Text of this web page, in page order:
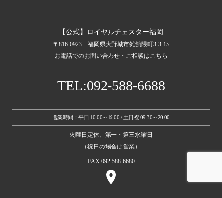
【公式】ロイヤルチェスター福岡
〒816-0923 福岡県大野城市雑餉隈町3-3-15
お電話でのお問い合わせ・ご相談はこちら
TEL:092-588-6688
営業時間：平日 10:00～19:00 / 土日祝 09:30～20:00
火曜日定休、第一・第三水曜日
（祝日の場合は営業）
FAX.092-588-6680